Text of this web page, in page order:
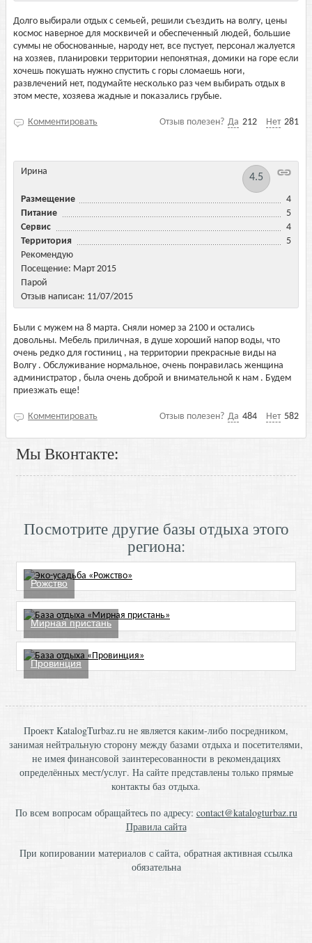
Долго выбирали отдых с семьей, решили съездить на волгу, цены
космос наверное для москвичей и обеспеченный людей, большие
суммы не обоснованные, народу нет, все пустует, персонал жалуется
на хозяев, планировки территории непонятная, домики на горе если
хочешь покушать нужно спустить с горы сломаешь ноги,
развлечений нет, подумайте несколько раз чем выбирать отдых в
этом месте, хозяева жадные и показались грубые.
Отзыв полезен? Да 212 Нет 281
Комментировать
Ирина
4.5
Размещение
4
Питание
5
Сервис
4
Территория
5
Рекомендую
Посещение: Март 2015
Парой
Отзыв написан: 11/07/2015
Были с мужем на 8 марта. Сняли номер за 2100 и остались
довольны. Мебель приличная, в душе хороший напор воды, что
очень редко для гостиниц , на территории прекрасные виды на
Волгу . Обслуживание нормальное, очень понравилась женщина
администратор , была очень доброй и внимательной к нам . Будем
приезжать еще!
Отзыв полезен? Да 484 Нет 582
Комментировать
Мы Вконтакте:
Посмотрите другие базы отдыха этого
региона:
Рожство
Мирная пристань
Провинция
Проект KatalogTurbaz.ru не является каким-либо посредником,
занимая нейтральную сторону между базами отдыха и посетителями,
не имея финансовой заинтересованности в рекомендациях
определённых мест/услуг. На сайте представлены только прямые
контакты баз отдыха.
По всем вопросам обращайтесь по адресу: contact@katalogturbaz.ru
Правила сайта
При копировании материалов с сайта, обратная активная ссылка
обязательна